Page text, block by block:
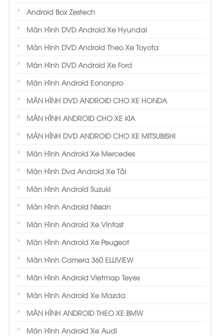
Android Box Zestech
Màn Hình DVD Android Xe Hyundai
Màn Hình DVD Android Theo Xe Toyota
Màn Hình DVD Android Xe Ford
Màn Hình Android Eononpro
MÀN HÌNH DVD ANDROID CHO XE HONDA
MÀN HÌNH ANDROID CHO XE KIA
MÀN HÌNH DVD ANDROID CHO XE MITSUBISHI
Màn Hình Android Xe Mercedes
Màn Hình Dvd Android Xe Tải
Màn Hình Android Suzuki
Màn Hình Android Nissan
Màn Hình Android Xe Vinfast
Màn Hình Android Xe Peugeot
Màn Hình Camera 360 ELLIVIEW
Màn Hình Android Vietmap Teyes
Màn Hình Android Xe Mazda
MÀN HÌNH ANDROID THEO XE BMW
Màn Hình Android Xe Audi